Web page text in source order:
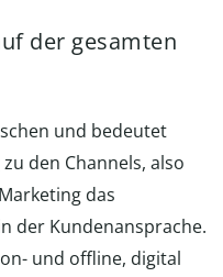
der gesamten
und bedeutet
zu den Channels, also
das
der Kundenansprache.
und offline, digital